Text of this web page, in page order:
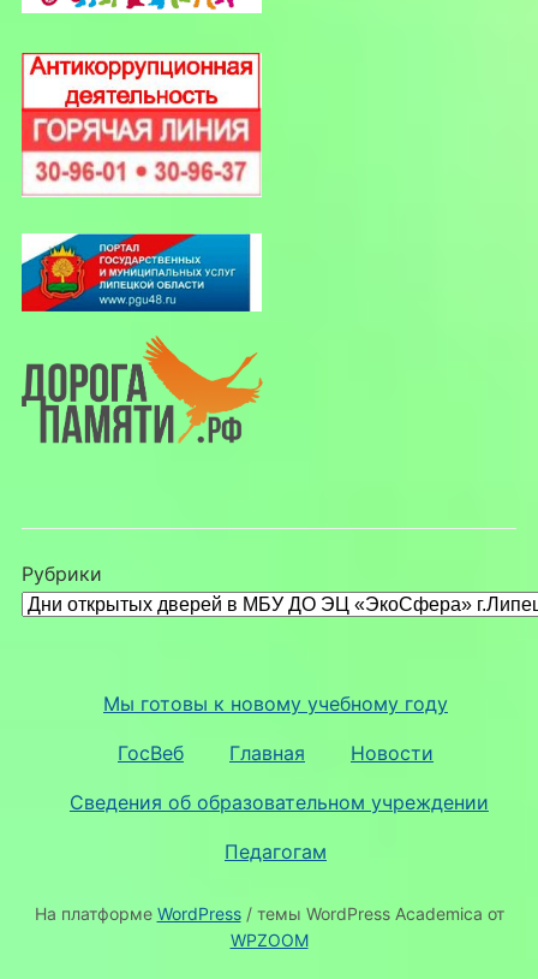
Рубрики
Мы готовы к новому учебному году
ГосВеб Главная Новости
Сведения об образовательном учреждении
Педагогам
На платформе WordPress/ темы WordPress Academica от
WPZOOM